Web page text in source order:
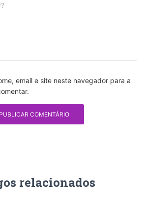
email e site neste navegador para a
relacionados